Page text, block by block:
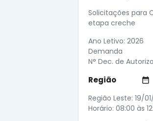
Solicitações para
etapa creche
Ano Letivo: 2026
Demanda
N° Dec. de
Região date_range
Região Leste: 19/
Horário: 08:00 às